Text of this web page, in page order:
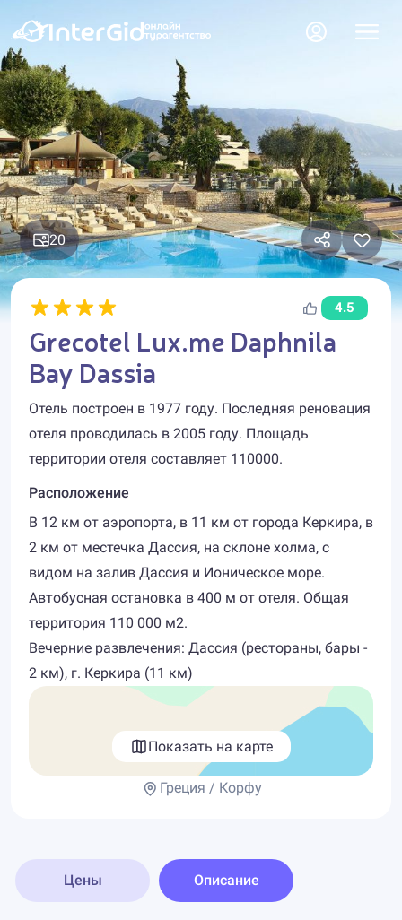
20
4.5
Grecotel Lux.me Daphnila
Bay Dassia
Отель построен в 1977 году. Последняя реновация
отеля проводилась в 2005 году. Площадь
территории отеля составляет 110000.
Расположение
В 12 км от аэропорта, в 11 км от города Керкира, в
2 км от местечка Дассия, на склоне холма, с
видом на залив Дассия и Ионическое море.
Автобусная остановка в 400 м от отеля. Общая
территория 110 000 м2.
Вечерние развлечения: Дассия (рестораны, бары -
2 км), г. Керкира (11 км)
Показать на карте
Греция / Корфу
Цены Описание